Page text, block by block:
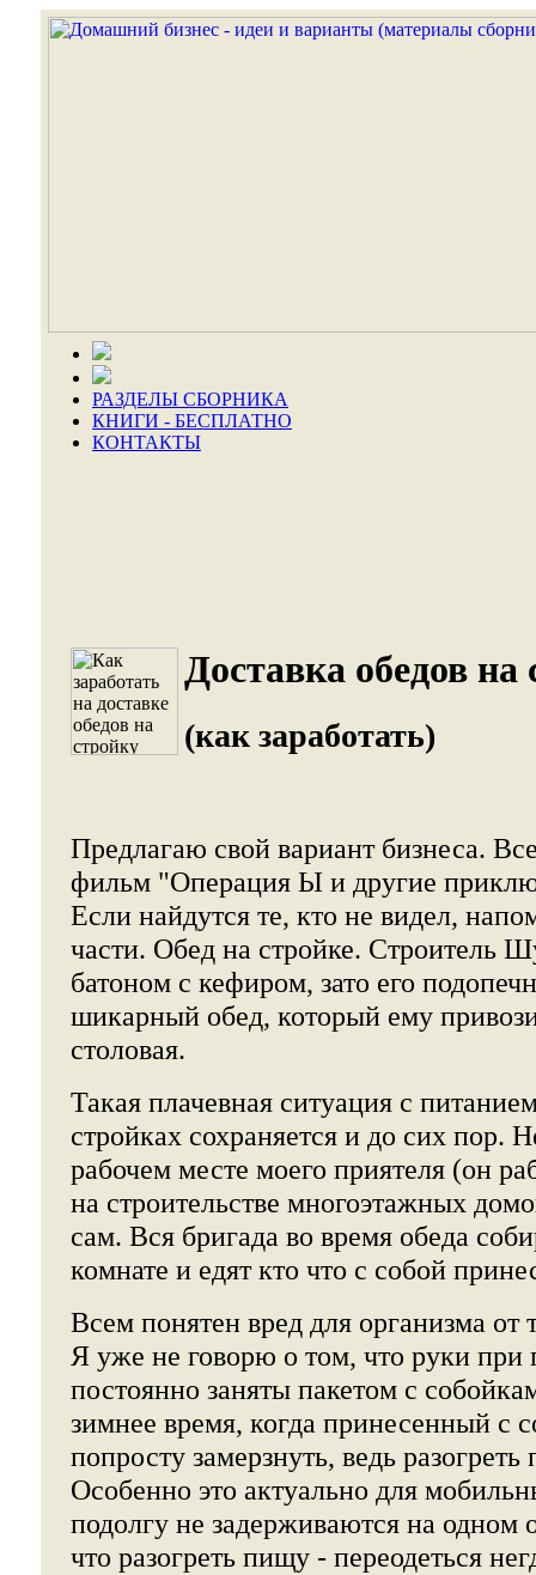
РАЗДЕЛЫ СБОРНИКА
КНИГИ - БЕСПЛАТНО
КОНТАКТЫ
Доставка обедов на
(как заработать)
Предлагаю свой вариант бизнеса.
фильм "Операция Ы и другие
Если найдутся те, кто не видел,
части. Обед на стройке. Строитель
батоном с кефиром, зато его
шикарный обед, который ему
столовая.
Такая плачевная ситуация с
стройках сохраняется и до сих пор.
рабочем месте моего приятеля (он
на строительстве многоэтажных
сам. Вся бригада во время обеда
комнате и едят кто что с собой
Всем понятен вред для организма от
Я уже не говорю о том, что руки при
постоянно заняты пакетом с
зимнее время, когда принесенный с
попросту замерзнуть, ведь
Особенно это актуально для
подолгу не задерживаются на одном
что разогреть пищу - переодеться